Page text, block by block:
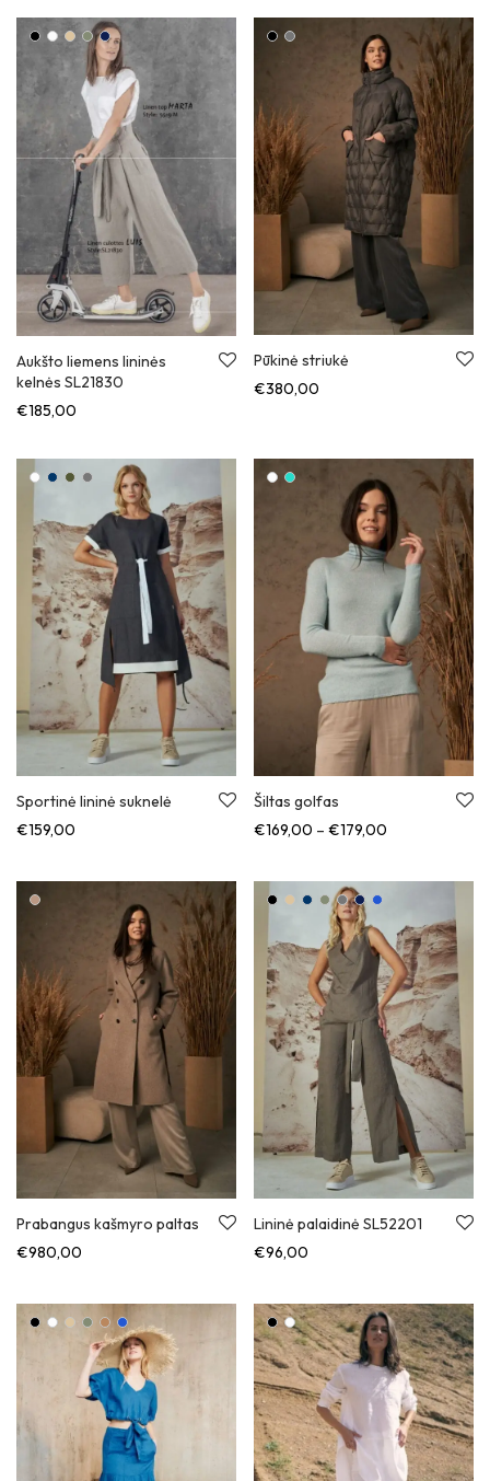
Aukšto liemens lininės
kelnės SL21830
€185,00
Pūkinė striukė
€380,00
Sportinė lininė suknelė
€159,00
Šiltas golfas
€169,00 – €179,00
Prabangus kašmyro paltas
€980,00
Lininė palaidinė SL52201
€96,00